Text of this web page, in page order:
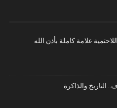
علامة كاملة بأذن الله
التاريخ والذاكرة